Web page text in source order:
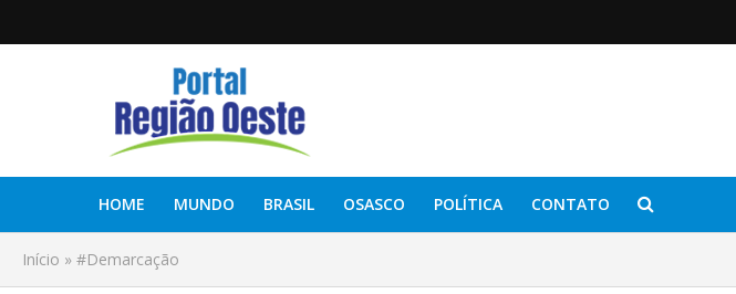
HOME MUNDO BRASIL OSASCO POLÍTICA CONTATO
Início » #Demarcação